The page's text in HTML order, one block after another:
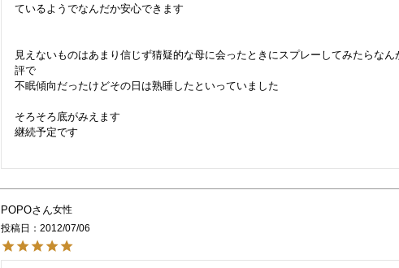
ているようでなんだか安心できます
見えないものはあまり信じず猜疑的な母に会ったときにスプレーしてみたらなん
評で
不眠傾向だったけどその日は熟睡したといっていました
そろそろ底がみえます
継続予定です
POPO
女性
投稿日
2012/07/06